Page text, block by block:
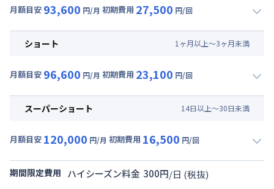
光熱費他 : 21,000円/月 (700円/日) (税抜)
その他費用 :
初期費用
月額目安 93,600 円/月 初期費用 27,500 円/回
月額賃料目安(30日利用)
光熱費他 : 21,000円/月 (700円/日) (税抜)
その他費用 :
初期費用
ショート 1 ヶ月以上～3ヶ月未満
月額目安 96,600 円/月 初期費用 23,100 円/回
月額賃料目安(30日利用)
光熱費他 : 21,000円/月 (700円/日) (税抜)
その他費用 :
スーパーショート 14日以上～30日未満
月額目安 120,000 円/月 初期費用 16,500 円/回
月額賃料目安(30日利用)
期間限定費用 ハイシーズン料金 300円/日 (税抜)